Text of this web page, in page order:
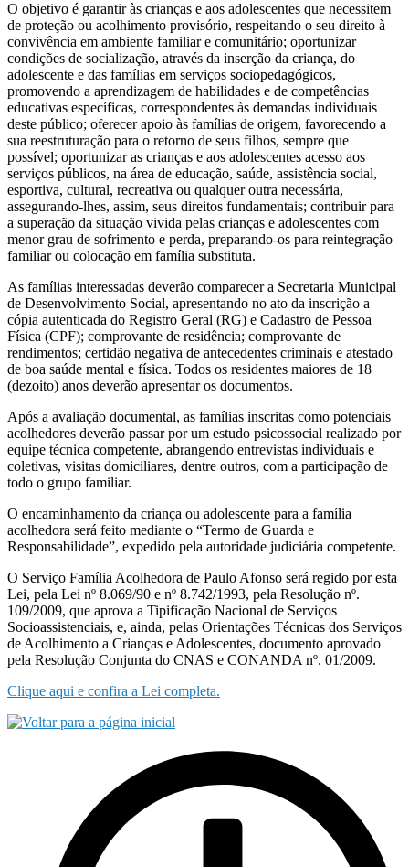
O objetivo é garantir às crianças e aos adolescentes que necessitem
de proteção ou acolhimento provisório, respeitando o seu direito à
convivência em ambiente familiar e comunitário; oportunizar
condições de socialização, através da inserção da criança, do
adolescente e das famílias em serviços sociopedagógicos,
promovendo a aprendizagem de habilidades e de competências
educativas específicas, correspondentes às demandas individuais
deste público; oferecer apoio às famílias de origem, favorecendo a
sua reestruturação para o retorno de seus filhos, sempre que
possível; oportunizar as crianças e aos adolescentes acesso aos
serviços públicos, na área de educação, saúde, assistência social,
esportiva, cultural, recreativa ou qualquer outra necessária,
assegurando-lhes, assim, seus direitos fundamentais; contribuir para
a superação da situação vivida pelas crianças e adolescentes com
menor grau de sofrimento e perda, preparando-os para reintegração
familiar ou colocação em família substituta.
As famílias interessadas deverão comparecer a Secretaria Municipal
de Desenvolvimento Social, apresentando no ato da inscrição a
cópia autenticada do Registro Geral (RG) e Cadastro de Pessoa
Física (CPF); comprovante de residência; comprovante de
rendimentos; certidão negativa de antecedentes criminais e atestado
de boa saúde mental e física. Todos os residentes maiores de 18
(dezoito) anos deverão apresentar os documentos.
Após a avaliação documental, as famílias inscritas como potenciais
acolhedores deverão passar por um estudo psicossocial realizado por
equipe técnica competente, abrangendo entrevistas individuais e
coletivas, visitas domiciliares, dentre outros, com a participação de
todo o grupo familiar.
O encaminhamento da criança ou adolescente para a família
acolhedora será feito mediante o “Termo de Guarda e
Responsabilidade”, expedido pela autoridade judiciária competente.
O Serviço Família Acolhedora de Paulo Afonso será regido por esta
Lei, pela Lei nº 8.069/90 e nº 8.742/1993, pela Resolução nº.
109/2009, que aprova a Tipificação Nacional de Serviços
Socioassistenciais, e, ainda, pelas Orientações Técnicas dos Serviços
de Acolhimento a Crianças e Adolescentes, documento aprovado
pela Resolução Conjunta do CNAS e CONANDA nº. 01/2009.
Clique aqui e confira a Lei completa.